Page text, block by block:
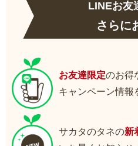
LINEお友
さらに
お友達限定のお得
キャンペーン情報
サカタのタネの新